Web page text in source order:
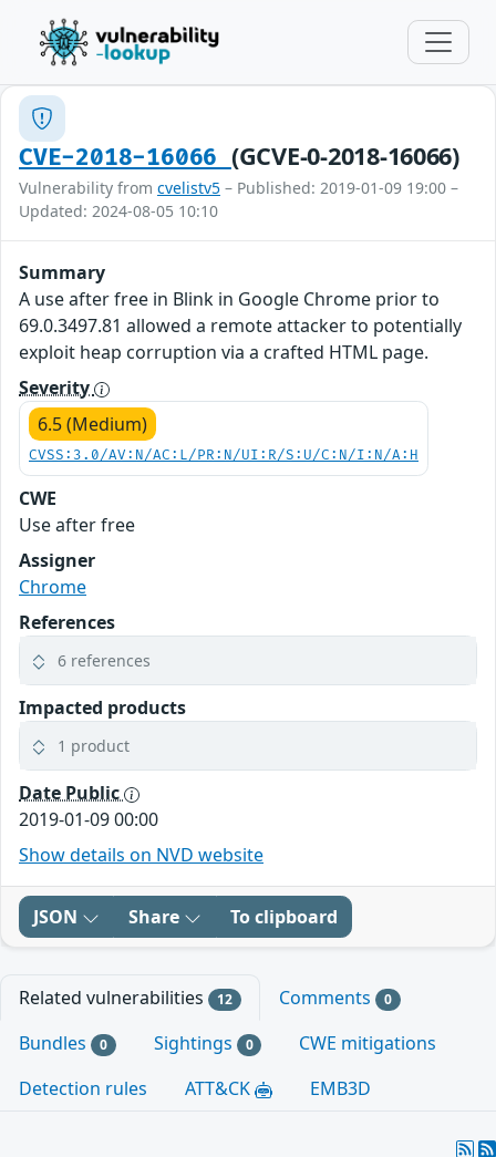
CVE-2018-16066 (GCVE-0-2018-16066)
Vulnerability from cvelistv5 – Published: 2019-01-09 19:00 –
Updated: 2024-08-05 10:10
Summary
A use after free in Blink in Google Chrome prior to
69.0.3497.81 allowed a remote attacker to potentially
exploit heap corruption via a crafted HTML page.
Severity
6.5 (Medium)
CVSS:3.0/AV:N/AC:L/PR:N/UI:R/S:U/C:N/I:N/A:H
CWE
Use after free
Assigner
Chrome
References
6 references
Impacted products
1 product
Date Public
2019-01-09 00:00
Show details on NVD website
JSON Share To clipboard
Related vulnerabilities 12 Comments 0
Bundles 0 Sightings 0
CWE mitigations
Detection rules
ATT&CK EMB3D